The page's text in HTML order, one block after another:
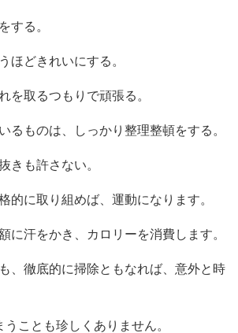
する。
ほどきれいにする。
を取るつもりで頑張る。
るものは、しっかり整理整頓をする。
きも許さない。
的に取り組めば、運動になります。
に汗をかき、カロリーを消費します。
、徹底的に掃除ともなれば、意外と時
ことも珍しくありません。